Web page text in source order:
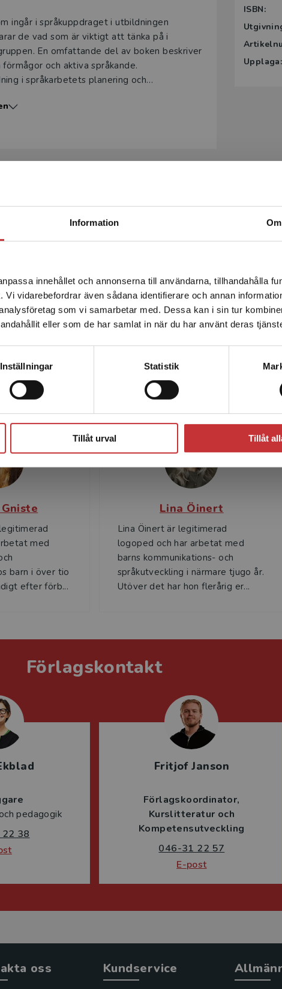
Information Om
innehållet och annonserna till användarna, tillhandahålla
vidarebefordrar även sådana identifierare och annan
som vi samarbetar med. Dessa kan i sin tur
eller som de har samlat in när du har använt deras
Inställningar Statistik
Tillåt urval Tillåt
Begränsad fraktregion
som att du besöker studentlitteratur.se via en
Sverige. Vi erbjuder inte leveranser utanför
För att kunna slutföra ett köp måste
vara i Sverige.Läs mer
beställas av lärare på universitet eller högskola. Om det gäller
kursbok på befintlig kurslista hänvisar vi till din arbetsgivare.
ingår i språkuppdraget i utbildningen
de vad som är viktigt att tänka på i
En omfattande del av boken beskriver
och aktiva språkande.
i språkarbetets planering och
författarna
Läs vår intervju med Matilda Gniste och
förskolan som blivande
förskolepedagoger.
Läs intervjun med Matilda och Lina
ISBN:
Upplaga:
med
barn i över tio
efter förb...
Lina Öinert
Lina Öinert är legitimerad
logoped och har arbetat med
barns kommunikations- och
språkutveckling i närmare tjugo år.
Utöver det har hon flerårig er...
Förlagskontakt
pedagogik
38
Fritjof Janson
Förlagskoordinator
Kurslitteratur och
Kompetensutveckling
046-31 22 57
E-post
oss Kundservice